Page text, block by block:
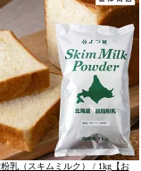
乳（スキムミルク） / 1kg【お